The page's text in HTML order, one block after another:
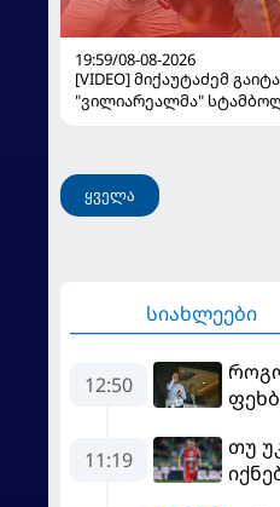
19:59/08-08-2026
[VIDEO] მიქაუტაძემ
"ვილიარეალმა"
ყველა
სიახლეები
12:50
11:19
თუ